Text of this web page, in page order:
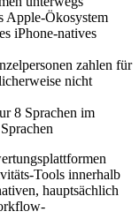
Apple-Ökosystem
iPhone-natives
zahlen für
nicht
8 Sprachen im
Tools innerhalb
hauptsächlich